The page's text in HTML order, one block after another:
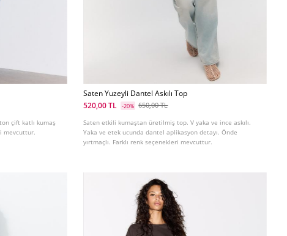
çift katlı kumaş
mevcuttur.
Saten Yuzeyli Dantel Askılı Top
520,00 TL
-20% 650,00 TL
Saten etkili kumaştan üretilmiş top. V yaka ve ince askılı.
Yaka ve etek ucunda dantel aplikasyon detayı. Önde
yırtmaçlı. Farklı renk seçenekleri mevcuttur.